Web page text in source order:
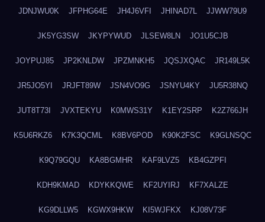
JDNJWU0K JFPHG64E JH4J6VFI JHINAD7L JJWW79U9
JK5YG3SW JKYPYWUD JLSEW8LN JO1U5CJB
JOYPUJ85 JP2KNLDW JPZMNKH5 JQSJXQAC JR149L5K
JR5JO5YI JRJFT89W JSN4VO9G JSNYU4KY JU5R38NQ
JUT8T73I JVXTEKYU K0MWS31Y K1EY2SRP K2Z766JH
K5U6RKZ6 K7K3QCML K8BV6POD K90K2FSC K9GLNSQC
K9Q79GQU KA8BGMHR KAF9LVZ5 KB4GZPFI
KDH9KMAD KDYKKQWE KF2UYIRJ KF7XALZE
KG9DLLW5 KGWX9HKW KI5WJFKX KJ08V73F